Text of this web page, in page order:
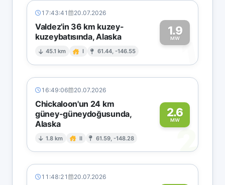
17:43:41 20.07.2026
Valdez'in 36 km kuzey-
kuzeybatısında, Alaska
45.1 km I 61.44, -146.55
1.9
MW1
16:49:06 20.07.2026
Chickaloon'un 24 km
güney-güneydoğusunda,
Alaska
1.8 km II 61.59, -148.28
2.6
MW
2
11:48:21 20.07.2026